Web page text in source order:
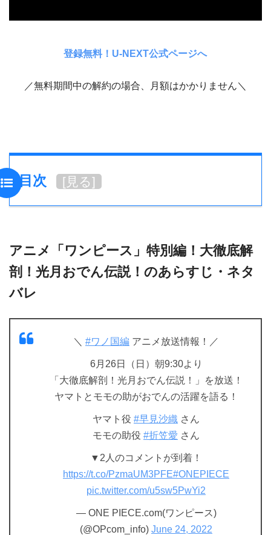
登録無料！U-NEXT公式ページへ
／無料期間中の解約の場合、月額はかかりません＼
目次 [見る]
アニメ「ワンピース」特別編！大徹底解
剖！光月おでん伝説！のあらすじ・ネタ
バレ
＼ #ワノ国編 アニメ放送情報！／
6月26日（日）朝9:30より
「大徹底解剖！光月おでん伝説！」を放送！
ヤマトとモモの助がおでんの活躍を語る！
ヤマト役 #早見沙織 さん
モモの助役 #折笠愛 さん
▼2人のコメントが到着！
https://t.co/PzmaUM3PFE#ONEPIECE
pic.twitter.com/u5sw5PwYi2
— ONE PIECE.com(ワンピース)
(@OPcom_info) June 24, 2022